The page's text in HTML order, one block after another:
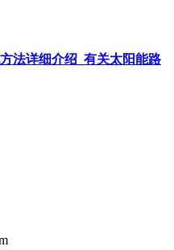
法详细介绍_有关太阳能路